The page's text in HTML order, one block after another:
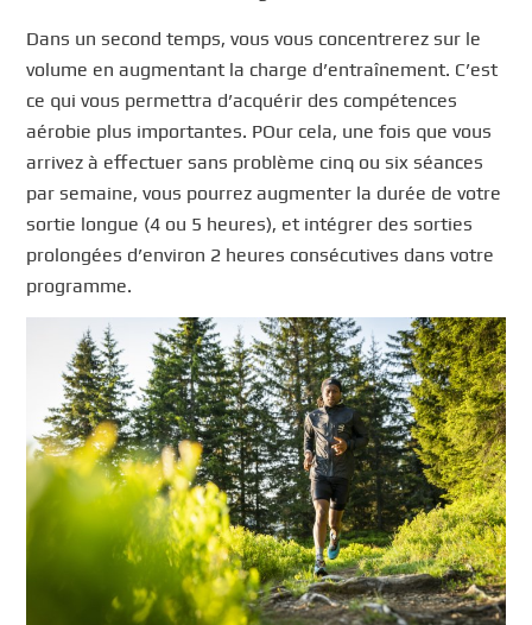
Dans un second temps, vous vous concentrerez sur le
volume en augmentant la charge d’entraînement. C’est
ce qui vous permettra d’acquérir des compétences
aérobie plus importantes. POur cela, une fois que vous
arrivez à effectuer sans problème cinq ou six séances
par semaine, vous pourrez augmenter la durée de votre
sortie longue (4 ou 5 heures), et intégrer des sorties
prolongées d’environ 2 heures consécutives dans votre
programme.